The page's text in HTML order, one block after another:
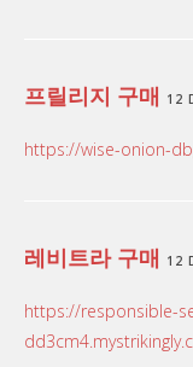
프릴리지 구매 12
https://wise-onion-
레비트라 구매 12
https://responsible-